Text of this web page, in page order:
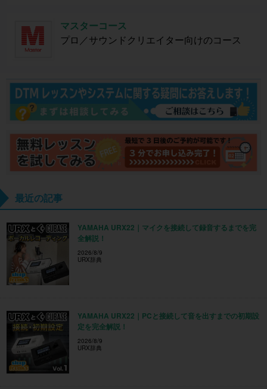
マスターコース
プロ／サウンドクリエイター向けのコース
最近の記事
YAMAHA URX22｜マイクを接続して録音するまでを完
全解説！
2026/8/9
URX辞典
YAMAHA URX22｜PCと接続して音を出すまでの初期設
定を完全解説！
2026/8/9
URX辞典